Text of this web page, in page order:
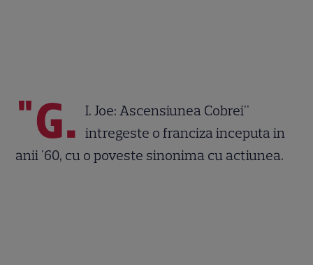
"G.
I. Joe: Ascensiunea Cobrei"
intregeste o franciza inceputa in
anii '60, cu o poveste sinonima cu actiunea.